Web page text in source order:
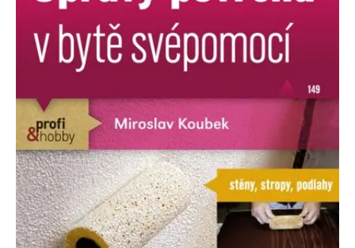
FUNKČNÍ NEZAŘAZENÉ SOUBORY
Funkční
Nezařazené soubory
Nezbytně nutné soubory cookie umožňují základní funkce webových
stránek, jako je přihlášení uživatele a správa účtu. Webové stránky nelze
bez nezbytně nutných souborů cookie správně používat.
Název
Provider /
Doména
Vyprší Popis
CookieScriptConsent
CookieScript
www.grada.cz
1 měsíc
Tento soubor
cookie
používá